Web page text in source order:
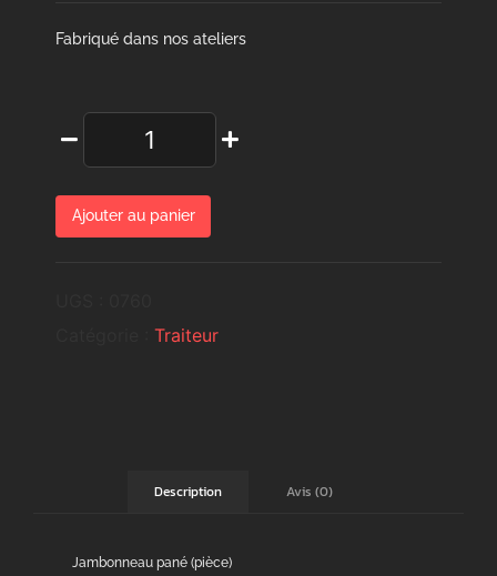
Fabriqué dans nos ateliers
Ajouter au panier
Traiteur
Description Avis (0)
Jambonneau pané (pièce)